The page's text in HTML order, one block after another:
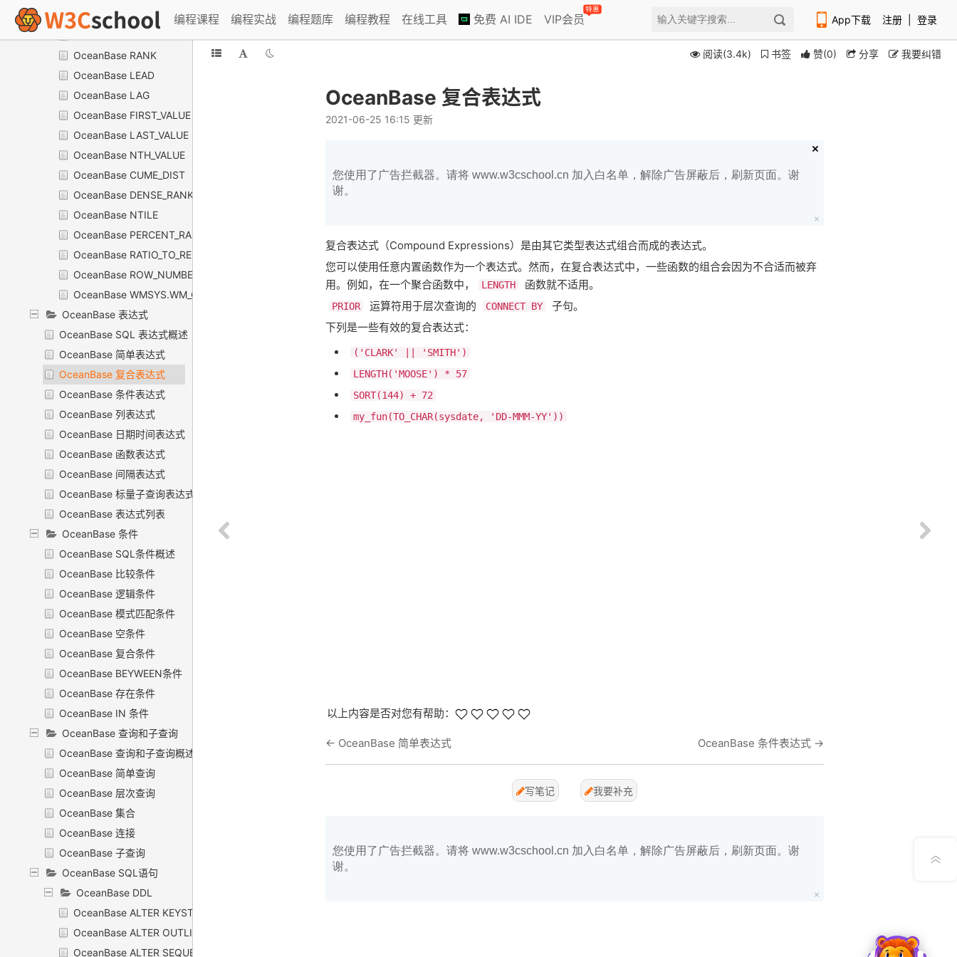
编程课程 编程实战 编程题库 编程教程 在线工具 免费 AI IDE VIP会员
特惠
App下载 注册 登录
OceanBase STDDEV_SAMP
OceanBase RANK
OceanBase LEAD
OceanBase LAG
OceanBase FIRST_VALUE
OceanBase LAST_VALUE
OceanBase NTH_VALUE
OceanBase CUME_DIST
OceanBase DENSE_RANK
OceanBase NTILE
OceanBase PERCENT_RANK
OceanBase RATIO_TO_REPORT
OceanBase ROW_NUMBER
OceanBase WMSYS.WM_CONCAT/WM_CONCAT
OceanBase 表达式
OceanBase SQL 表达式概述
OceanBase 简单表达式
OceanBase 复合表达式
OceanBase 条件表达式
OceanBase 列表达式
OceanBase 日期时间表达式
OceanBase 函数表达式
OceanBase 间隔表达式
OceanBase 标量子查询表达式
OceanBase 表达式列表
OceanBase 条件
OceanBase SQL条件概述
OceanBase 比较条件
OceanBase 逻辑条件
OceanBase 模式匹配条件
OceanBase 空条件
OceanBase 复合条件
OceanBase BEYWEEN条件
OceanBase 存在条件
OceanBase IN 条件
OceanBase 查询和子查询
OceanBase 查询和子查询概述
OceanBase 简单查询
OceanBase 层次查询
OceanBase 集合
OceanBase 连接
OceanBase 子查询
OceanBase SQL语句
OceanBase DDL
OceanBase ALTER KEYSTORE
OceanBase ALTER OUTLINE
OceanBase ALTER SEQUENCE
阅读(3.4k) 书签 赞(0) 分享 我要纠错
OceanBase 复合表达式
2021-06-25 16:15 更新
您使用了广告拦截器。请将 www.w3cschool.cn 加入白名单，解除广告屏蔽后，刷新页面。谢
谢。
复合表达式（Compound Expressions）是由其它类型表达式组合而成的表达式。
您可以使用任意内置函数作为一个表达式。然而，在复合表达式中，一些函数的组合会因为不合适而被弃
用。例如，在一个聚合函数中，
LENGTH 函数就不适用。
PRIOR 运算符用于层次查询的 CONNECT BY
子句。
下列是一些有效的复合表达式：
('CLARK' || 'SMITH')
LENGTH('MOOSE') * 57
SORT(144) + 72
my_fun(TO_CHAR(sysdate, 'DD-MMM-YY'))
以上内容是否对您有帮助：
← OceanBase 简单表达式 OceanBase 条件表达式 →
写笔记 我要补充
您使用了广告拦截器。请将 www.w3cschool.cn 加入白名单，解除广告屏蔽后，刷新页面。谢
谢。